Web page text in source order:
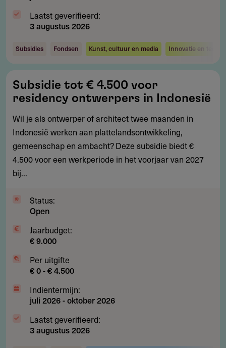
Laatst geverifieerd:
3 augustus 2026
Subsidies Fondsen Kunst, cultuur en media Innovatie en
tot
€
4.500
voor
residency
ontwerpers
in
Subsidie tot € 4.500 voor
residency ontwerpers in Indonesië
Wil je als ontwerper of architect twee maanden in
Indonesië werken aan plattelandsontwikkeling,
gemeenschap en ambacht? Deze subsidie biedt €
4.500 voor een werkperiode in het voorjaar van 2027
bij...
Status:
Open
Jaarbudget:
€ 9.000
Per uitgifte
€ 0 - € 4.500
Indientermijn:
juli 2026-oktober 2026
Laatst geverifieerd:
3 augustus 2026